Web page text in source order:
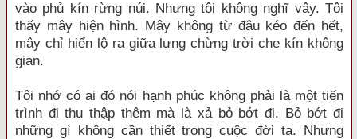
vào phủ kín rừng núi. Nhưng tôi không nghĩ vậy. Tôi
thấy mây hiện hình. Mây không từ đâu kéo đến hết,
mây chỉ hiển lộ ra giữa lưng chừng trời che kín không
gian.
Tôi nhớ có ai đó nói hạnh phúc không phải là một tiến
trình đi thu thập thêm mà là xả bỏ bớt đi. Bỏ bớt đi
những gì không cần thiết trong cuộc đời ta. Nhưng